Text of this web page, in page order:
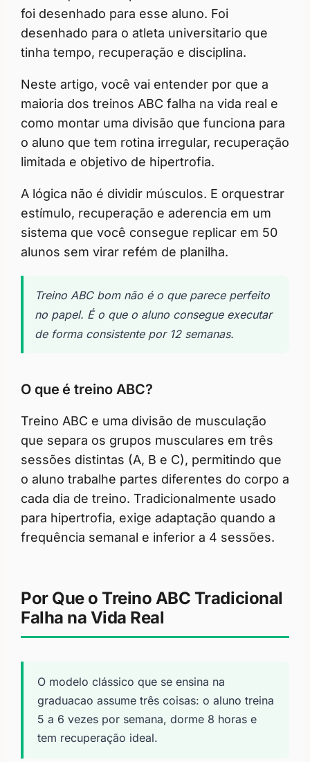
foi desenhado para esse aluno. Foi
desenhado para o atleta universitario que
tinha tempo, recuperação e disciplina.
Neste artigo, você vai entender por que a
maioria dos treinos ABC falha na vida real e
como montar uma divisão que funciona para
o aluno que tem rotina irregular, recuperação
limitada e objetivo de hipertrofia.
A lógica não é dividir músculos. E orquestrar
estímulo, recuperação e aderencia em um
sistema que você consegue replicar em 50
alunos sem virar refém de planilha.
Treino ABC bom não é o que parece perfeito
no papel. É o que o aluno consegue executar
de forma consistente por 12 semanas.
O que é treino ABC?
Treino ABC e uma divisão de musculação
que separa os grupos musculares em três
sessões distintas (A, B e C), permitindo que
o aluno trabalhe partes diferentes do corpo a
cada dia de treino. Tradicionalmente usado
para hipertrofia, exige adaptação quando a
frequência semanal e inferior a 4 sessões.
Por Que o Treino ABC Tradicional
Falha na Vida Real
O modelo clássico que se ensina na
graduacao assume três coisas: o aluno treina
5 a 6 vezes por semana, dorme 8 horas e
tem recuperação ideal.